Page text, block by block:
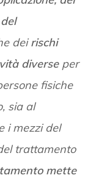
deirischi
diverseper
fisiche
sia al
i mezzi del
trattamento
mette